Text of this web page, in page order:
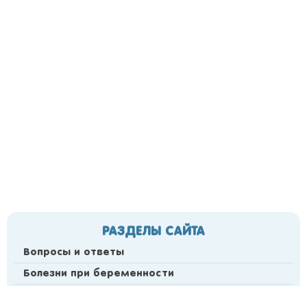
РАЗДЕЛЫ САЙТА
Вопросы и ответы
Болезни при беременности